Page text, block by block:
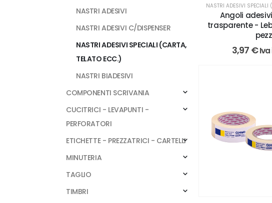
NASTRI ADESIVI SPECIALI
Angoli
trasparente -
3,97 €
NASTRI ADESIVI
NASTRI ADESIVI C/DISPENSER
NASTRI ADESIVI SPECIALI (CARTA,
TELATO ECC.)
NASTRI BIADESIVI
COMPONENTI SCRIVANIA
CUCITRICI - LEVAPUNTI -
PERFORATORI
ETICHETTE - PREZZATRICI - CARTELLI
MINUTERIA
TAGLIO
TIMBRI